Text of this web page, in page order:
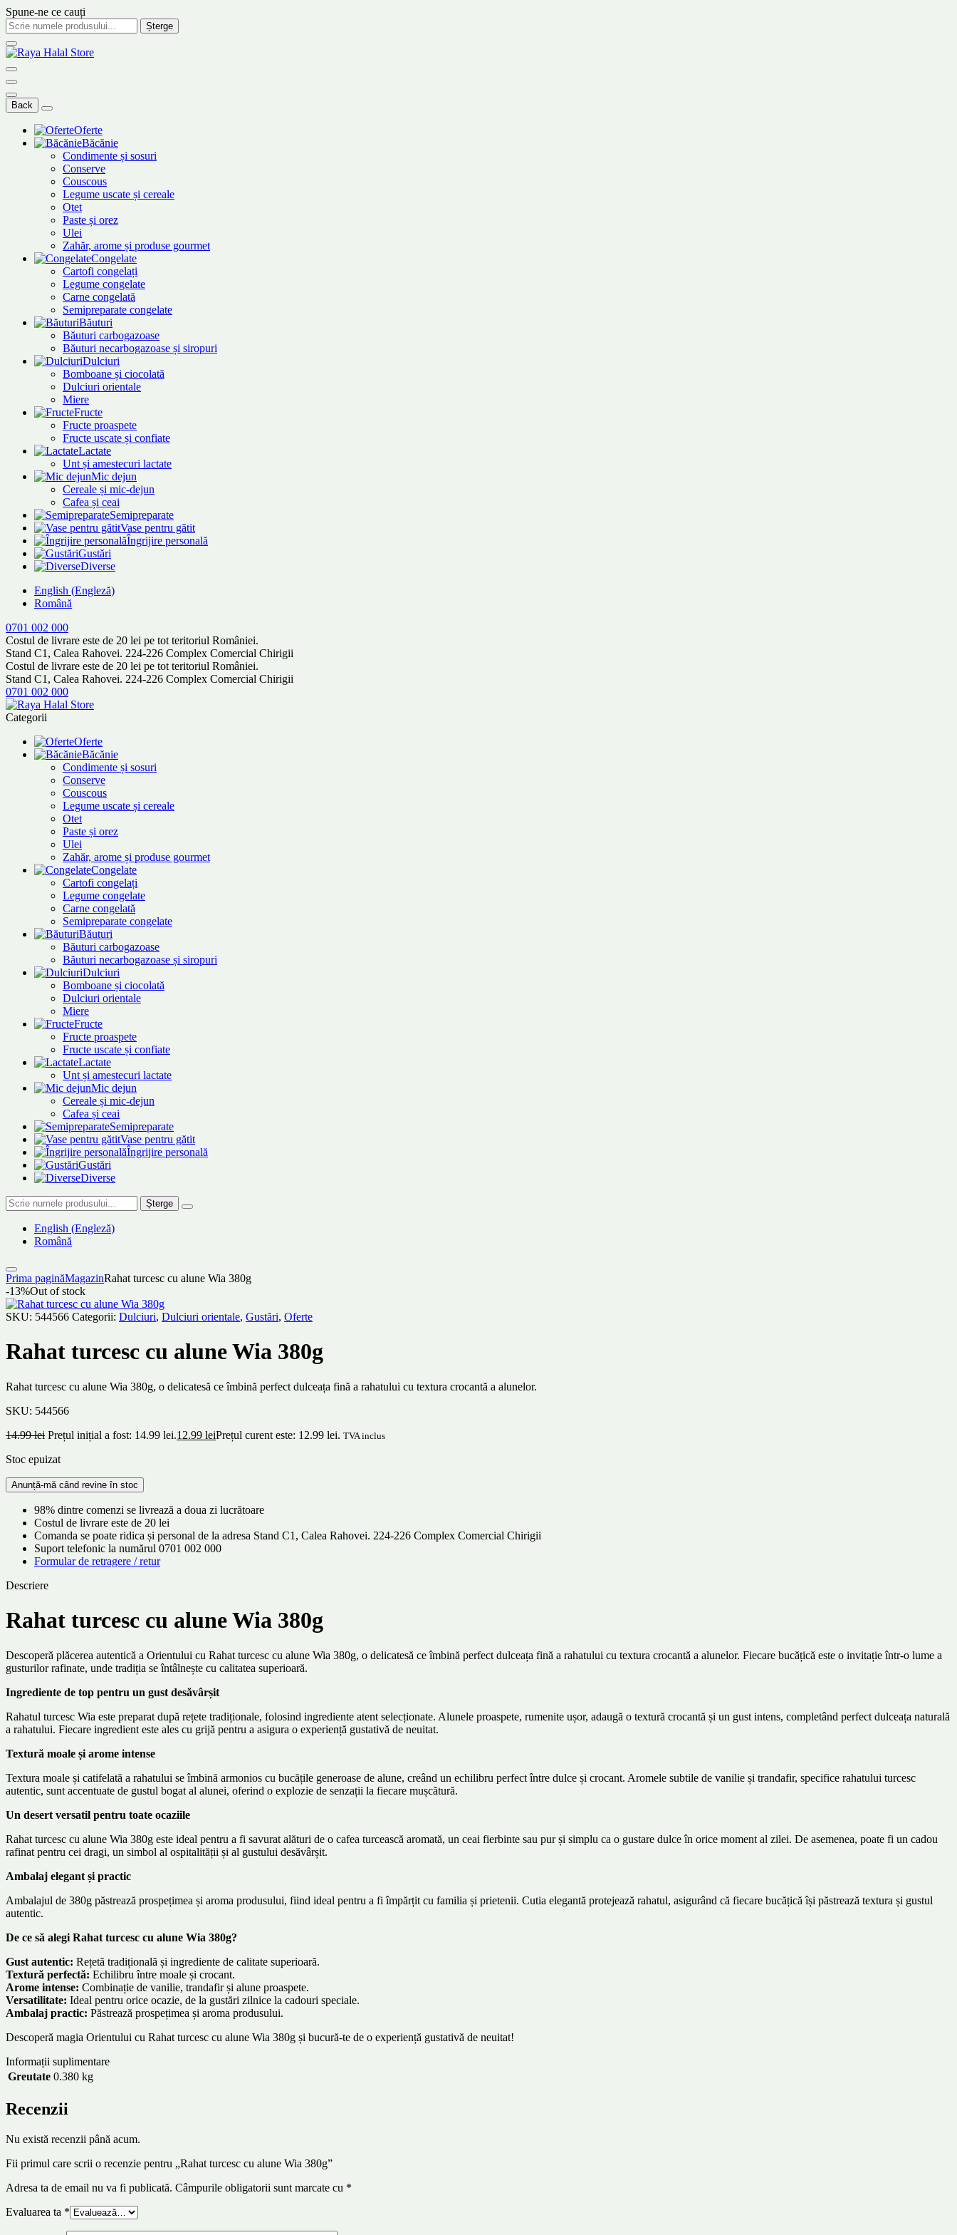
Spune-ne ce cauți
Șterge
Back
Oferte
Băcănie
Condimente și sosuri
Conserve
Couscous
Legume uscate și cereale
Otet
Paste și orez
Ulei
Zahăr, arome și produse gourmet
Congelate
Cartofi congelați
Legume congelate
Carne congelată
Semipreparate congelate
Băuturi
Băuturi carbogazoase
Băuturi necarbogazoase și siropuri
Dulciuri
Bomboane și ciocolată
Dulciuri orientale
Miere
Fructe
Fructe proaspete
Fructe uscate și confiate
Lactate
Unt și amestecuri lactate
Mic dejun
Cereale și mic-dejun
Cafea și ceai
Semipreparate
Vase pentru gătit
Îngrijire personală
Gustări
Diverse
English (Engleză)
Română
0701 002 000
Costul de livrare este de 20 lei pe tot teritoriul României.
Stand C1, Calea Rahovei. 224-226 Complex Comercial Chirigii
Costul de livrare este de 20 lei pe tot teritoriul României.
Stand C1, Calea Rahovei. 224-226 Complex Comercial Chirigii
0701 002 000
Categorii
Oferte
Băcănie
Condimente și sosuri
Conserve
Couscous
Legume uscate și cereale
Otet
Paste și orez
Ulei
Zahăr, arome și produse gourmet
Congelate
Cartofi congelați
Legume congelate
Carne congelată
Semipreparate congelate
Băuturi
Băuturi carbogazoase
Băuturi necarbogazoase și siropuri
Dulciuri
Bomboane și ciocolată
Dulciuri orientale
Miere
Fructe
Fructe proaspete
Fructe uscate și confiate
Lactate
Unt și amestecuri lactate
Mic dejun
Cereale și mic-dejun
Cafea și ceai
Semipreparate
Vase pentru gătit
Îngrijire personală
Gustări
Diverse
Șterge
English (Engleză)
Română
Prima paginăMagazinRahat turcesc cu alune Wia 380g
-13%Out of stock
SKU: 544566 Categorii: Dulciuri, Dulciuri orientale, Gustări, Oferte
Rahat turcesc cu alune Wia 380g
Rahat turcesc cu alune Wia 380g, o delicatesă ce îmbină perfect dulceața fină a rahatului cu textura crocantă a alunelor.
SKU: 544566
14.99lei Prețul inițial a fost: 14.99 lei.12.99 leiPrețul curent este: 12.99 lei. TVA inclus
Stoc epuizat
98% dintre comenzi se livrează a doua zi lucrătoare
Costul de livrare este de 20 lei
Comanda se poate ridica și personal de la adresa Stand C1, Calea Rahovei. 224-226 Complex Comercial Chirigii
Suport telefonic la numărul 0701 002 000
Formular de retragere / retur
Descriere
Rahat turcesc cu alune Wia 380g
Descoperă plăcerea autentică a Orientului cu Rahat turcesc cu alune Wia 380g, o delicatesă ce îmbină perfect dulceața fină a rahatului cu textura crocantă a alunelor. Fiecare bucățică este o invitație într-o lume a
gusturilor rafinate, unde tradiția se întâlnește cu calitatea superioară.
Ingrediente de top pentru un gust desăvârșit
Rahatul turcesc Wia este preparat după rețete tradiționale, folosind ingrediente atent selecționate. Alunele proaspete, rumenite ușor, adaugă o textură crocantă și un gust intens, completând perfect dulceața naturală
a rahatului. Fiecare ingredient este ales cu grijă pentru a asigura o experiență gustativă de neuitat.
Textură moale și arome intense
Textura moale și catifelată a rahatului se îmbină armonios cu bucățile generoase de alune, creând un echilibru perfect între dulce și crocant. Aromele subtile de vanilie și trandafir, specifice rahatului turcesc
autentic, sunt accentuate de gustul bogat al alunei, oferind o explozie de senzații la fiecare mușcătură.
Un desert versatil pentru toate ocaziile
Rahat turcesc cu alune Wia 380g este ideal pentru a fi savurat alături de o cafea turcească aromată, un ceai fierbinte sau pur și simplu ca o gustare dulce în orice moment al zilei. De asemenea, poate fi un cadou
rafinat pentru cei dragi, un simbol al ospitalității și al gustului desăvârșit.
Ambalaj elegant și practic
Ambalajul de 380g păstrează prospețimea și aroma produsului, fiind ideal pentru a fi împărțit cu familia și prietenii. Cutia elegantă protejează rahatul, asigurând că fiecare bucățică își păstrează textura și gustul
autentic.
De ce să alegi Rahat turcesc cu alune Wia 380g?
Gust autentic: Rețetă tradițională și ingrediente de calitate superioară.
Textură perfectă: Echilibru între moale și crocant.
Arome intense: Combinație de vanilie, trandafir și alune proaspete.
Versatilitate: Ideal pentru orice ocazie, de la gustări zilnice la cadouri speciale.
Ambalaj practic: Păstrează prospețimea și aroma produsului.
Descoperă magia Orientului cu Rahat turcesc cu alune Wia 380g și bucură-te de o experiență gustativă de neuitat!
Informații suplimentare
Greutate 0.380 kg
Recenzii
Nu există recenzii până acum.
Fii primul care scrii o recenzie pentru „Rahat turcesc cu alune Wia 380g”
Adresa ta de email nu va fi publicată. Câmpurile obligatorii sunt marcate cu *
Evaluarea ta *